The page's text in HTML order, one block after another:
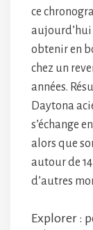
ce
aujourd’hui
obtenir en
chez un
années.
Daytona
s’échange
alors que
autour de
d’autres
Explorer :